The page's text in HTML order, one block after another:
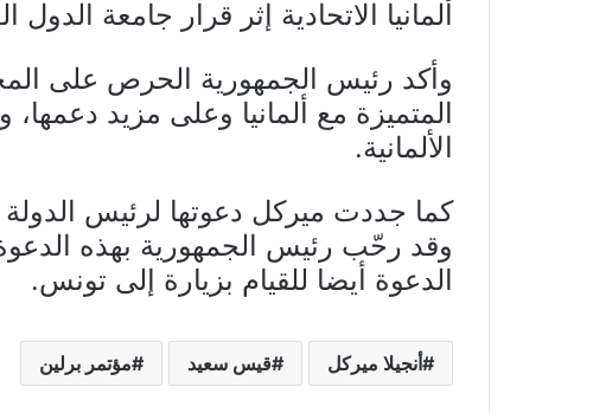
ألمانيا الاتحادية إثر قرار جامعة
وأكد رئيس الجمهورية الحرص على
المتميزة مع ألمانيا وعلى مزيد
الألمانية.
كما جددت ميركل دعوتها لرئيس الدولة
وقد رحّب رئيس الجمهورية بهذه الدعوة
الدعوة أيضا للقيام بزيارة إلى تونس.
أنجيلا ميركل قيس سعيد مؤتمر برلين